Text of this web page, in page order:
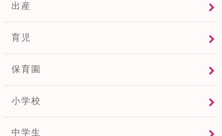
出産
育児
保育園
小学校
中学生